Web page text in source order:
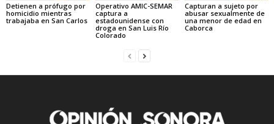
Detienen a prófugo por
homicidio mientras
trabajaba en San Carlos
Operativo AMIC-SEMAR
captura a
estadounidense con
droga en San Luis Río
Colorado
Capturan a sujeto por
abusar sexualmente de
una menor de edad en
Caborca